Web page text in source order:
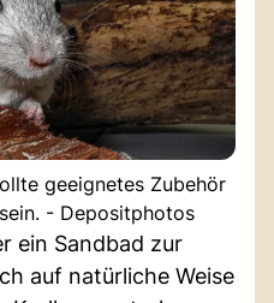
geeignetes Zubehör
- Depositphotos
ein Sandbad zur
auf natürliche Weise